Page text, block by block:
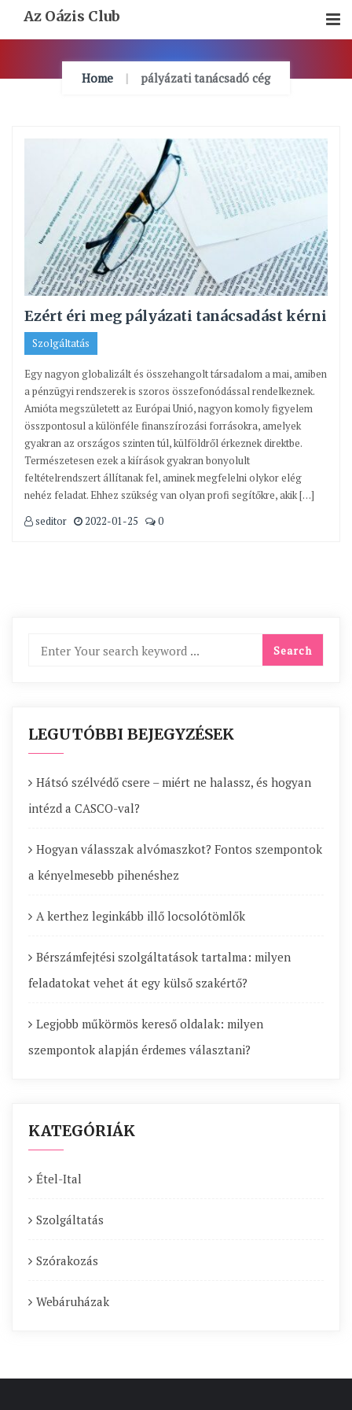
Content
Az Oázis Club
Home pályázati tanácsadó cég
Ezért éri meg pályázati tanácsadást kérni
Szolgáltatás
Egy nagyon globalizált és összehangolt társadalom a mai, amiben
a pénzügyi rendszerek is szoros összefonódással rendelkeznek.
Amióta megszületett az Európai Unió, nagyon komoly figyelem
összpontosul a különféle finanszírozási forrásokra, amelyek
gyakran az országos szinten túl, külföldről érkeznek direktbe.
Természetesen ezek a kiírások gyakran bonyolult
feltételrendszert állítanak fel, aminek megfelelni olykor elég
nehéz feladat. Ehhez szükség van olyan profi segítőkre, akik […]
seditor
2022-01-25 0
LEGUTÓBBI BEJEGYZÉSEK
Hátsó szélvédő csere – miért ne halassz, és hogyan
intézd a CASCO-val?
Hogyan válasszak alvómaszkot? Fontos szempontok
a kényelmesebb pihenéshez
A kerthez leginkább illő locsolótömlők
Bérszámfejtési szolgáltatások tartalma: milyen
feladatokat vehet át egy külső szakértő?
Legjobb műkörmös kereső oldalak: milyen
szempontok alapján érdemes választani?
KATEGÓRIÁK
Étel-Ital
Szolgáltatás
Szórakozás
Webáruházak